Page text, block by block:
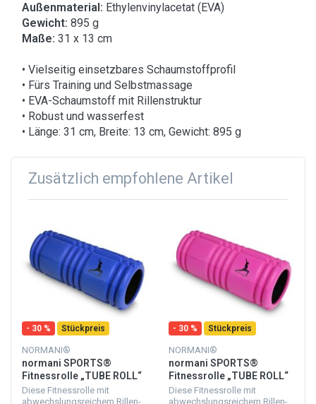
Außenmaterial: Ethylenvinylacetat (EVA)
Gewicht: 895 g
Maße: 31 x 13 cm
• Vielseitig einsetzbares Schaumstoffprofil
• Fürs Training und Selbstmassage
• EVA-Schaumstoff mit Rillenstruktur
• Robust und wasserfest
• Länge: 31 cm, Breite: 13 cm, Gewicht: 895 g
Zusätzlich empfohlene Artikel
- 30 % Stückpreis
NORMANI®
normani SPORTS®
Fitnessrolle „TUBE ROLL“
Blau
Diese Fitnessrolle mit
abwechslungsreichem Rillen-
- 30 % Stückpreis
NORMANI®
normani SPORTS®
Fitnessrolle „TUBE ROLL“
Pink
Diese Fitnessrolle mit
abwechslungsreichem Rillen-